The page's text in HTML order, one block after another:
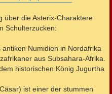
über die Asterix-Charaktere
Schulterzucken:
Numidien in Nordafrika
aus Subsahara-Afrika.
historischen König Jugurtha
ist einer der stummen